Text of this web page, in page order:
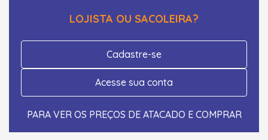
LOJISTA OU SACOLEIRA?
Cadastre-se
Acesse sua conta
PARA VER OS PREÇOS DE ATACADO E COMPRAR